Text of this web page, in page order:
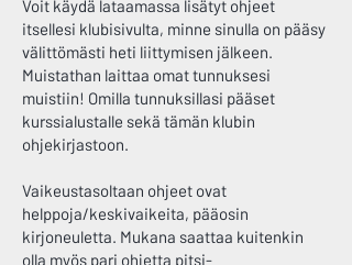
Voit käydä lataamassa lisätyt ohjeet
itsellesi klubisivulta, minne sinulla on pääsy
välittömästi heti liittymisen jälkeen.
Muistathan laittaa omat tunnuksesi
muistiin! Omilla tunnuksillasi pääset
kurssialustalle sekä tämän klubin
ohjekirjastoon.
Vaikeustasoltaan ohjeet ovat
helppoja/keskivaikeita, pääosin
kirjoneuletta. Mukana saattaa kuitenkin
olla myös pari ohjetta pitsi-